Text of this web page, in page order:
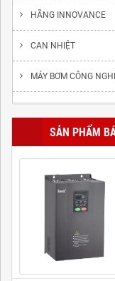
HÃNG INNOVANCE
CAN NHIỆT
MÁY BƠM CÔNG
SẢN PHẨM